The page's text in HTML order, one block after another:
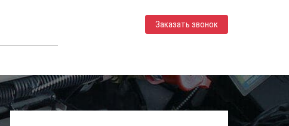
Заказать звонок